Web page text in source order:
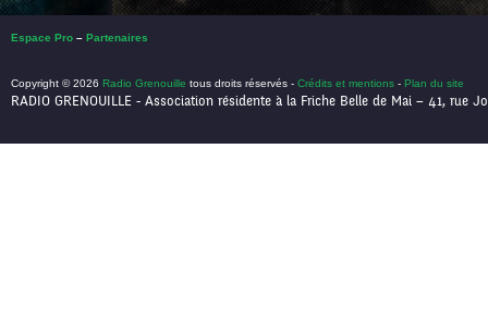
Espace Pro – Partenaires
Copyright © 2026 Radio Grenouille tous droits réservés - Crédits et mentions - Plan du site
RADIO GRENOUILLE - Association résidente à la Friche Belle de Mai – 41, rue